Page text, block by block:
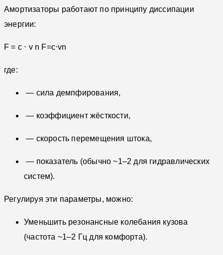
Амортизаторы работают по принципу диссипации
энергии:
F = c ⋅ v n F=c⋅vn
где:
— сила демпфирования,
— коэффициент жёсткости,
— скорость перемещения штока,
— показатель (обычно ~1–2 для гидравлических
систем).
Регулируя эти параметры, можно:
Уменьшить резонансные колебания кузова
(частота ~1–2 Гц для комфорта).